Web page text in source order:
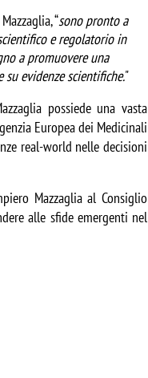
“sono pronto a
e regolatorio in
a promuovere una
su evidenze scientifiche."
possiede una vasta
Europea dei Medicinali
real-world nelle decisioni
Mazzaglia al Consiglio
alle sfide emergenti nel